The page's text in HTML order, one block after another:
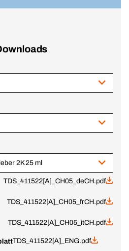
2K 25 ml
TDS_411522[A]_CH05_deCH.pdf
TDS_411522[A]_CH05_frCH.pdf
TDS_411522[A]_CH05_itCH.pdf
TDS_411522[A]_ENG.pdf